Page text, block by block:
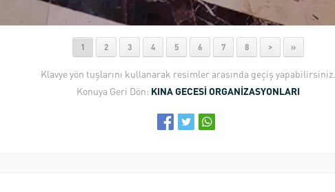
1 2 3 4 5 6 7 8 > »
Klavye yön tuşlarını kullanarak resimler arasında geçiş yapabilirsiniz.
Konuya Geri Dön: KINA GECESİ ORGANİZASYONLARI